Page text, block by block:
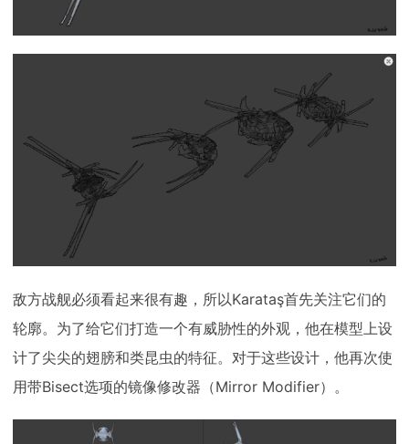
敌方战舰必须看起来很有趣，所以Karataş首先关注它们的
轮廓。为了给它们打造一个有威胁性的外观，他在模型上设
计了尖尖的翅膀和类昆虫的特征。对于这些设计，他再次使
用带Bisect选项的镜像修改器（Mirror Modifier）。